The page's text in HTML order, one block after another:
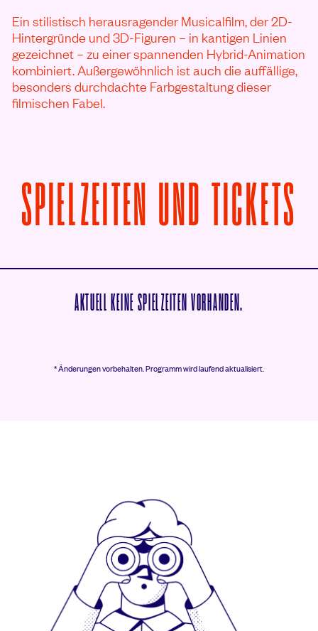
Ein stilistisch herausragender Musicalfilm, der 2D-
Hintergründe und 3D-Figuren – in kantigen Linien
gezeichnet – zu einer spannenden Hybrid-Animation
kombiniert. Außergewöhnlich ist auch die auffällige,
besonders durchdachte Farbgestaltung dieser
filmischen Fabel.
SPIELZEITEN UND TICKETS
AKTUELL KEINE SPIELZEITEN VORHANDEN.
* Änderungen vorbehalten.Programm wird laufend aktualisiert.